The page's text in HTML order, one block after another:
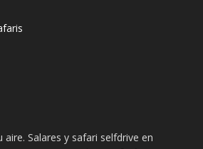
aire. Salares y safari selfdrive en